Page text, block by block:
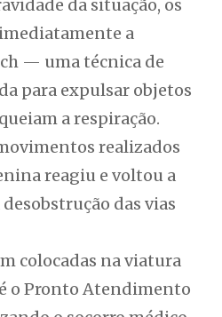
da situação, os
a
— uma técnica de
para expulsar objetos
a respiração.
realizados
reagiu e voltou a
das vias
colocadas na viatura
o Pronto Atendimento